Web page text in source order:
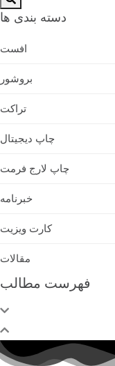
دسته بندی ها
افست
بروشور
تراکت
چاپ دیجیتال
چاپ لارج فرمت
خبرنامه
کارت ویزیت
مقالات
فهرست مطالب